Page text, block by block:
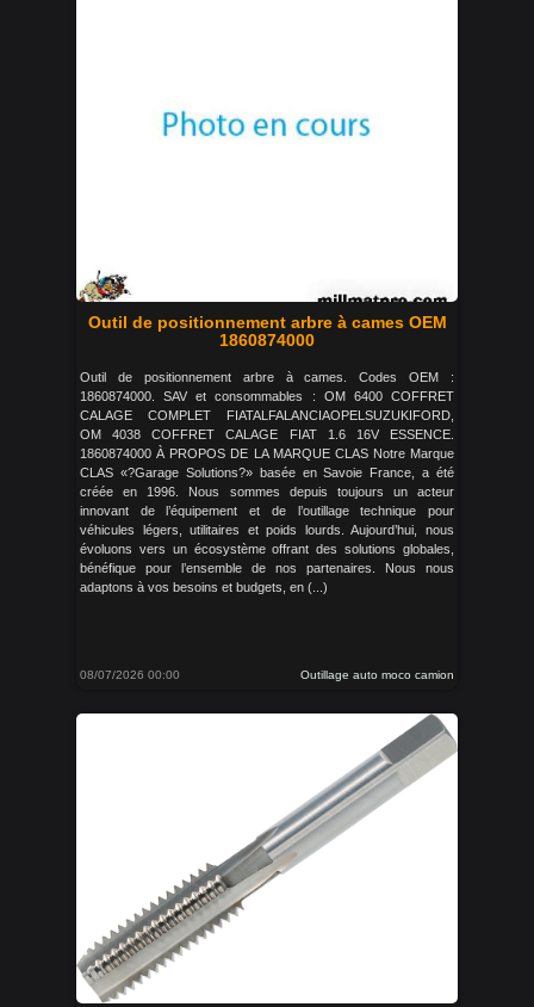
Outil de positionnement arbre à cames OEM
1860874000
Outil de positionnement arbre à cames. Codes OEM :
1860874000. SAV et consommables : OM 6400 COFFRET
CALAGE COMPLET FIATALFALANCIAOPELSUZUKIFORD,
OM 4038 COFFRET CALAGE FIAT 1.6 16V ESSENCE.
1860874000 À PROPOS DE LA MARQUE CLAS Notre Marque
CLAS «?Garage Solutions?» basée en Savoie France, a été
créée en 1996. Nous sommes depuis toujours un acteur
innovant de l’équipement et de l’outillage technique pour
véhicules légers, utilitaires et poids lourds. Aujourd’hui, nous
évoluons vers un écosystème offrant des solutions globales,
bénéfique pour l’ensemble de nos partenaires. Nous nous
adaptons à vos besoins et budgets, en (...)
08/07/2026 00:00 Outillage auto moco camion